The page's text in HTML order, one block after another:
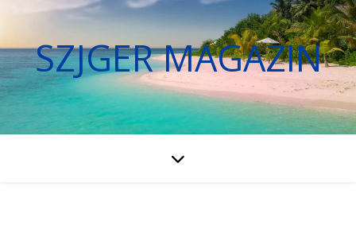
SZJGER MAGAZIN